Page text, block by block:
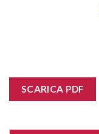
SCARICA PDF